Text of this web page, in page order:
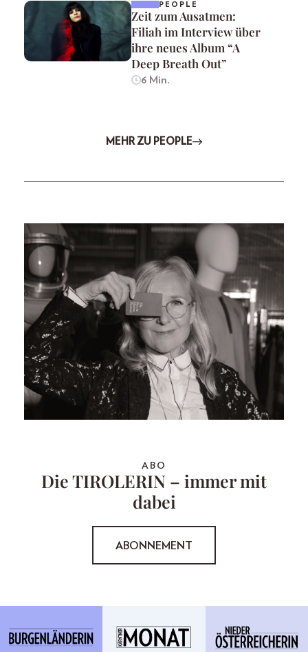
PEOPLE
Zeit zum Ausatmen:
Filiah im Interview über
ihre neues Album “A
Deep Breath Out”
6 Min.
MEHR ZU PEOPLE
ABO
Die TIROLERIN – immer mit
dabei
ABONNEMENT